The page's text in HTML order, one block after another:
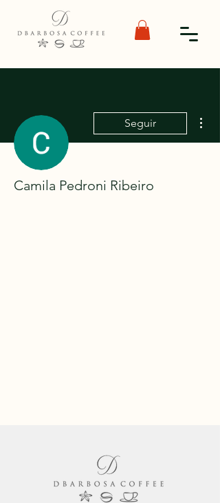
Seguir
Camila Pedroni Ribeiro